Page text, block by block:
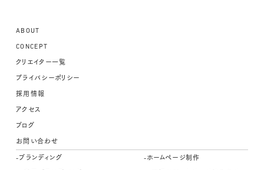
ABOUT
CONCEPT
クリエイター一覧
プライバシーポリシー
採用情報
アクセス
ブログ
お問い合わせ
-ブランディング -ホームページ制作